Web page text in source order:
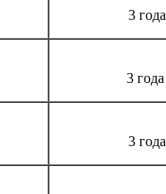
3 года
3 года
3 года